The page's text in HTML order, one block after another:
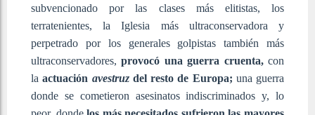
subvencionado por las clases más elitistas, los
terratenientes, la Iglesia más ultraconservadora y
perpetrado por los generales golpistas también más
ultraconservadores,provocó una guerra cruenta,con
laactuación avestruzdel resto de Europa; una guerra
donde se cometieron asesinatos indiscriminados y, lo